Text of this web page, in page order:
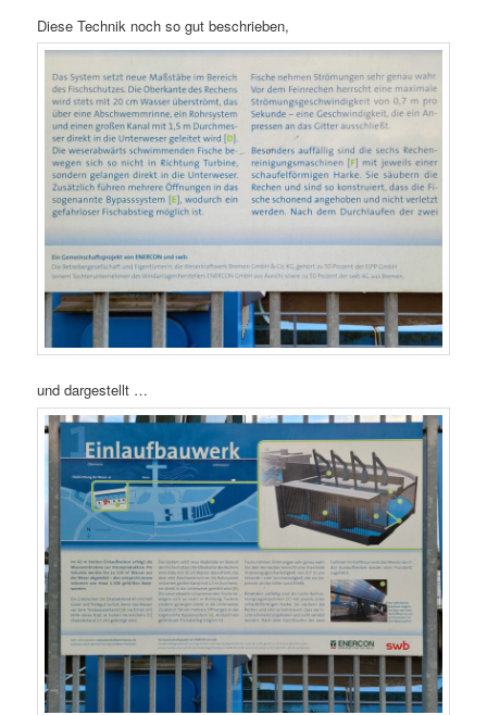
Diese Technik noch so gut beschrieben,
und dargestellt …